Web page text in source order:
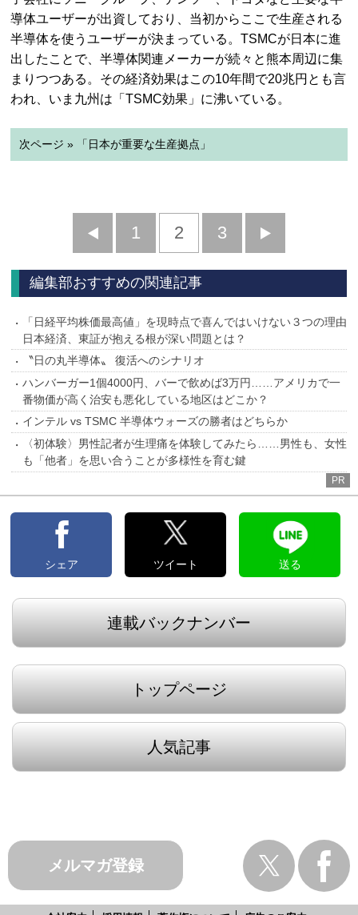
導体ユーザーが出資しており、当初からここで生産される
半導体を使うユーザーが決まっている。TSMCが日本に進
出したことで、半導体関連メーカーが続々と熊本周辺に集
まりつつある。その経済効果はこの10年間で20兆円とも言
われ、いま九州は「TSMC効果」に沸いている。
次ページ » 「日本が重要な生産拠点」
前
へ
1 2 3
へ
編集部おすすめの関連記事
「日経平均株価最高値」を現時点で喜んではいけない３つの理由
日本経済、東証が抱える根が深い問題とは？
〝日の丸半導体〟 復活へのシナリオ
ハンバーガー1個4000円、バーで飲めば3万円……アメリカで一
番物価が高く治安も悪化している地区はどこか？
インテル vs TSMC 半導体ウォーズの勝者はどちらか
〈初体験〉男性記者が生理痛を体験してみたら……男性も、女性
も「他者」を思い合うことが多様性を育む鍵
PR
シェア ツイート 送る
連載バックナンバー
トップページ
人気記事
メルマガ登録